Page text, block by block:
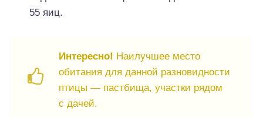
55 яиц.
Интересно! Наилучшее место
обитания для данной разновидности
птицы — пастбища, участки рядом
с дачей.